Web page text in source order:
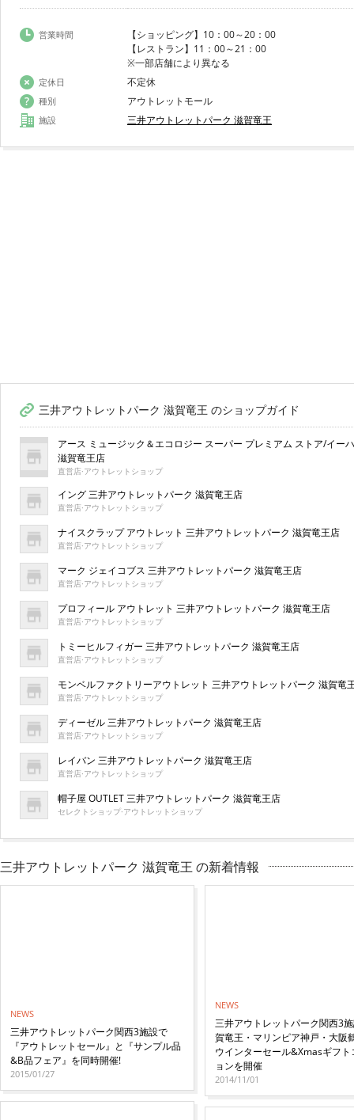
営業時間
【ショッピング】10：00～20：00
【レストラン】11：00～21：00
※一部店舗により異なる
定休日 不定休
種別 アウトレットモール
施設 三井アウトレットパーク 滋賀竜王
三井アウトレットパーク 滋賀竜王 のショップガイド
アース ミュージック＆エコロジー スーパー プレミアム ストア/イー
滋賀竜王店
直営店·アウトレットショップ
イング 三井アウトレットパーク 滋賀竜王店
直営店·アウトレットショップ
ナイスクラップ アウトレット 三井アウトレットパーク 滋賀竜王店
直営店·アウトレットショップ
マーク ジェイコブス 三井アウトレットパーク 滋賀竜王店
直営店·アウトレットショップ
プロフィール アウトレット 三井アウトレットパーク 滋賀竜王店
直営店·アウトレットショップ
トミーヒルフィガー 三井アウトレットパーク 滋賀竜王店
直営店·アウトレットショップ
モンベルファクトリーアウトレット 三井アウトレットパーク 滋賀竜
直営店·アウトレットショップ
ディーゼル 三井アウトレットパーク 滋賀竜王店
直営店·アウトレットショップ
レイバン 三井アウトレットパーク 滋賀竜王店
直営店·アウトレットショップ
帽子屋 OUTLET 三井アウトレットパーク 滋賀竜王店
セレクトショップ·アウトレットショップ
三井アウトレットパーク 滋賀竜王 の新着情報
NEWS
三井アウトレットパーク関西3施設で
『アウトレットセール』と『サンプル品
&B品フェア』を同時開催!
2015/01/27
NEWS
三井アウトレットパーク関西3
賀竜王・マリンピア神戸・大阪
ウインターセール&Xmasギフト
ョンを開催
2014/11/01